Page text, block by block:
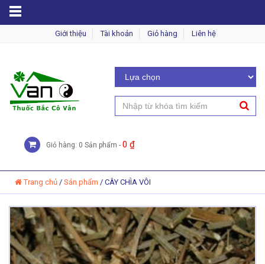
Giới thiệu Tài khoản Giỏ hàng Liên hệ
Giỏ hàng: 0 Sản phẩm - 0 ₫
Trang chủ / Sản phẩm / CÂY CHÌA VÔI